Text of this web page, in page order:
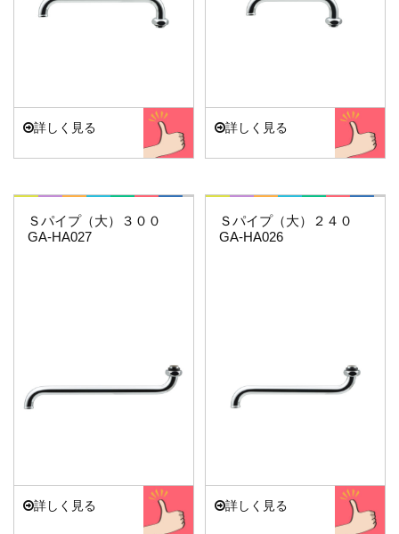
詳しく見る 詳しく見る
Ｓパイプ（大）３００
GA-HA027
詳しく見る
Ｓパイプ（大）２４０
GA-HA026
詳しく見る